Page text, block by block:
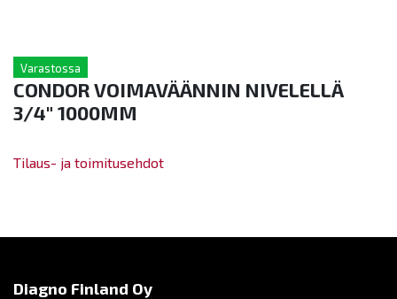
Varastossa
CONDOR VOIMAVÄÄNNIN NIVELELLÄ
3/4" 1000MM
Tilaus- ja toimitusehdot
Diagno Finland Oy